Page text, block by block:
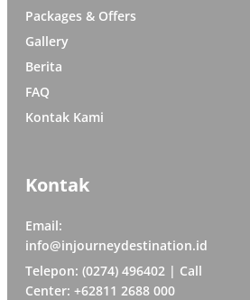
Packages & Offers
Gallery
Berita
FAQ
Kontak Kami
Kontak
Email:
info@injourneydestination.id
Telepon: (0274) 496402 | Call
Center: +62811 2688 000